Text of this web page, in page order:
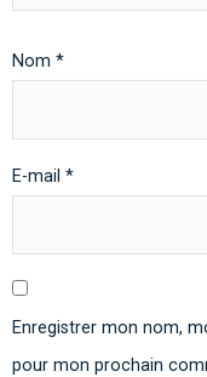
Nom *
E-mail *
Enregistrer mon nom,
pour mon prochain